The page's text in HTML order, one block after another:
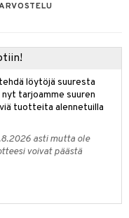
löytöjä suuresta
tarjoamme suuren
tuotteita alennetuilla
asti mutta ole
voivat päästä